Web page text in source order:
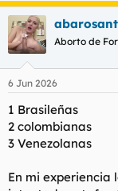
3- Venezolanas
Son las que
colombianas en
start de las
Como siempre
brasileñas, solo
Conclusión que
a
c
c
i
e
abarosant
Aborto de
6 Jun 2026
1 Brasileñas
2 colombianas
3 Venezolanas
En mi experiencia